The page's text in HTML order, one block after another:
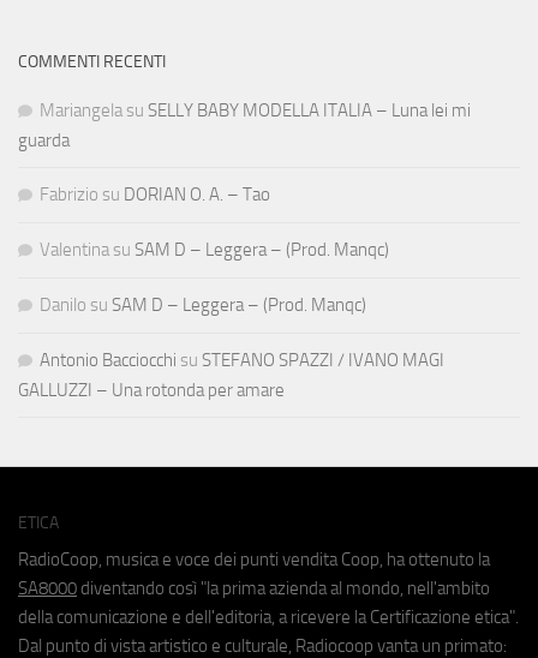
COMMENTI RECENTI
Mariangela su SELLY BABY MODELLA ITALIA – Luna lei mi
guarda
Fabrizio su DORIAN O. A. – Tao
Valentina su SAM D – Leggera – (Prod. Manqc)
Danilo su SAM D – Leggera – (Prod. Manqc)
Antonio Bacciocchi su STEFANO SPAZZI / IVANO MAGI
GALLUZZI – Una rotonda per amare
ETICA
RadioCoop, musica e voce dei punti vendita Coop, ha ottenuto la
SA8000 diventando così "la prima azienda al mondo, nell'ambito
della comunicazione e dell'editoria, a ricevere la Certificazione etica".
Dal punto di vista artistico e culturale, Radiocoop vanta un primato: